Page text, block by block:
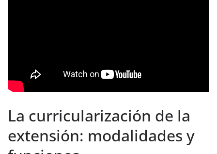
La curricularización de la
extensión: modalidades y